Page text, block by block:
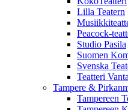
Lilla Teatern
Peacock-
Studio Pasila
Suomen
Svenska
Teatteri
Tampere &
Tampereen